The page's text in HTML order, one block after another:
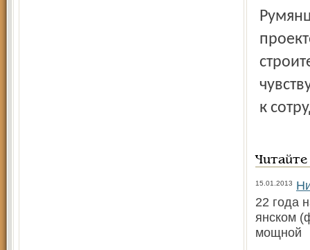
к
15.01.2013
22 года
янском
мощной